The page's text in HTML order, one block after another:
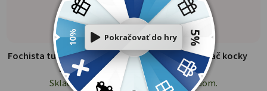
Fochista tuhý odpaaľač 40
ks
Skladom.
Fochista podpaľač kocky
40 ks
Skladom.